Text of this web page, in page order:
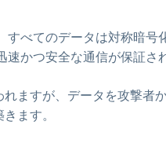
べてのデータは対称暗
かつ安全な通信が保証さ
ますが、データを攻撃者
ます。